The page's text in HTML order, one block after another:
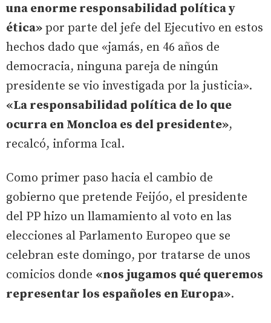
una enorme responsabilidad política y
ética» por parte del jefe del Ejecutivo en estos
hechos dado que «jamás, en 46 años de
democracia, ninguna pareja de ningún
presidente se vio investigada por la justicia».
«La responsabilidad política de lo que
ocurra en Moncloa es del presidente»,
recalcó, informa Ical.
Como primer paso hacia el cambio de
gobierno que pretende Feijóo, el presidente
del PP hizo un llamamiento al voto en las
elecciones al Parlamento Europeo que se
celebran este domingo, por tratarse de unos
comicios donde «nos jugamos qué queremos
representar los españoles en Europa».